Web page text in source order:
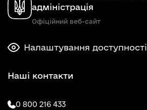
адміністрація
Офіційний веб-сайт
Налаштування доступності
Наші контакти
0 800 216 433